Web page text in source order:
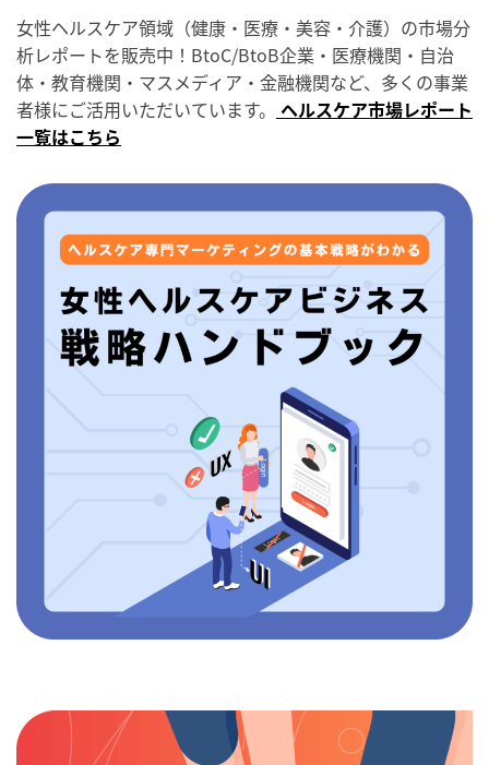
女性ヘルスケア領域（健康・医療・美容・介護）の市場分
析レポートを販売中！BtoC/BtoB企業・医療機関・自治
体・教育機関・マスメディア・金融機関など、多くの事業
者様にご活用いただいています。 ヘルスケア市場レポート
一覧はこちら